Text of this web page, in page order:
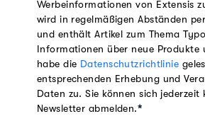
Werbeinformationen von Extensis
wird in regelmäßigen Abständen
und enthält Artikel zum Thema
Informationen über neue Produkte
habe die Datenschutzrichtlinie
entsprechenden Erhebung und
Daten zu. Sie können sich jederzeit
Newsletter abmelden.*